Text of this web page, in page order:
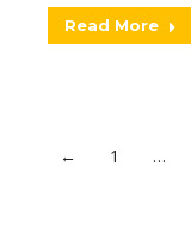
Read More
← 1 …